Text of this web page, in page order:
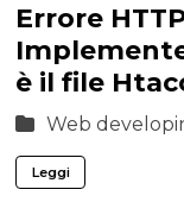
Errore
è il file
Web
Leggi